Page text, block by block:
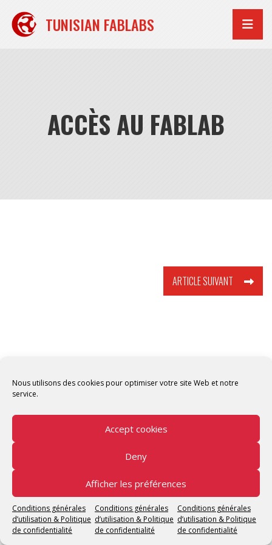
Nous utilisons des cookies pour optimiser votre site Web et notre
service.
Accept cookies
Deny
Afficher les préférences
Conditions générales
d’utilisation & Politique
de confidentialité
Conditions générales
d’utilisation & Politique
de confidentialité
Conditions générales
d’utilisation & Politique
de confidentialité
contenu
TUNISIAN FABLABS
ACCÈS AU FABLAB
ARTICLE SUIVANT
by OpenFab Tunisia - Powered by